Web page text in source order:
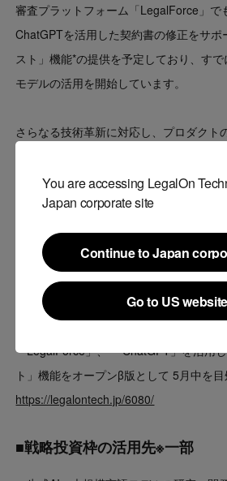
You are accessing LegalOn
Japan corporate site
Continue to Japan
Continue to Japan
Go to US website
Go to US website
審査プラットフォーム「LegalForce」で
ChatGPTを活用した契約書の修正をサ
スト」機能*の提供を予定しており、す
モデルの活用を開始しています。
さらなる技術革新に対応し、プロダクト
保有する技術やリソースと最新技術の組
業の成長を加速させるため、ChatGPTな
デル分野に5億円を投資いたします。生
入などに投資を行い、プロダクトへの活
*プレスリリース：AI契約審査プラット
「LegalForce」、 「ChatGPT」を活用
ト」機能をオープンβ版として 5月中を
https://legalontech.jp/6080/
■戦略投資枠の活用先※一部